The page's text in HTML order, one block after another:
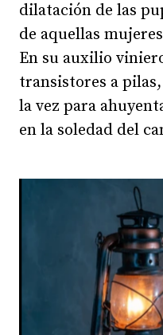
dilatación de las
de aquellas
En su auxilio
transistores a
la vez para
en la soledad del